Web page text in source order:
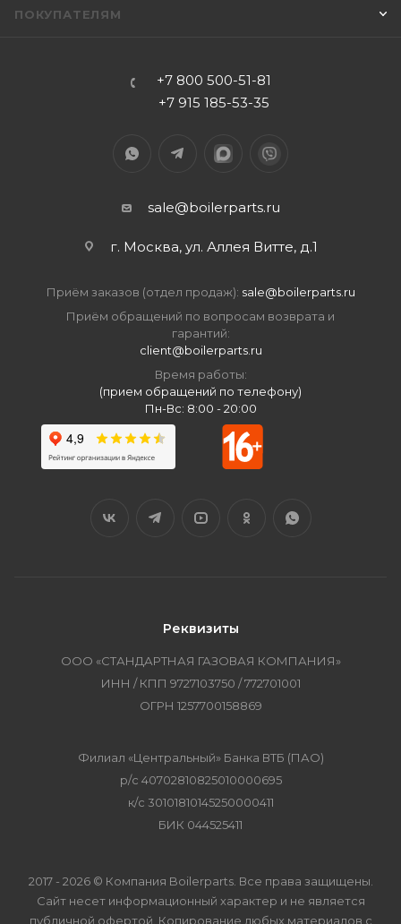
ПОКУПАТЕЛЯМ
+7 800 500-51-81
+7 915 185-53-35
sale@boilerparts.ru
г. Москва, ул. Аллея Витте, д.1
Приём заказов (отдел продаж): sale@boilerparts.ru
Приём обращений по вопросам возврата и
гарантий:
client@boilerparts.ru
Время работы:
(прием обращений по телефону)
Пн-Вс: 8:00 - 20:00
Реквизиты
ООО «СТАНДАРТНАЯ ГАЗОВАЯ КОМПАНИЯ»
ИНН / КПП 9727103750 / 772701001
ОГРН 1257700158869
Филиал «Центральный» Банка ВТБ (ПАО)
р/с 40702810825010000695
к/с 30101810145250000411
БИК 044525411
2017 - 2026 © Компания Boilerparts. Все права защищены.
Сайт несет информационный характер и не является
публичной офертой. Копирование любых материалов с